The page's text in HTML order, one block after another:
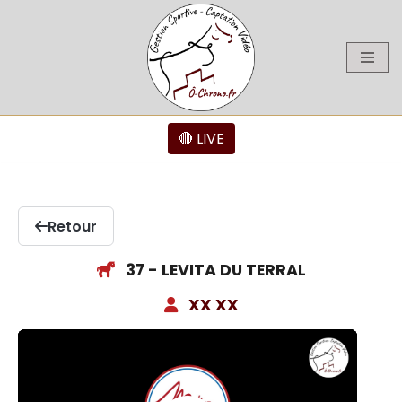
🔴 LIVE
Retour
37 - LEVITA DU TERRAL
XX XX